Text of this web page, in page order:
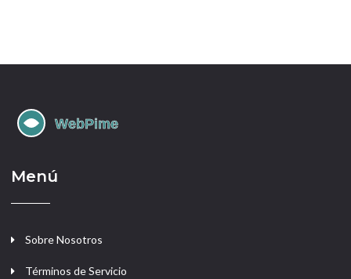
Menú
Sobre Nosotros
Términos de Servicio